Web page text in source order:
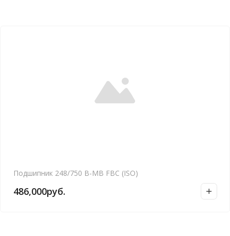
Подшипник 248/750 B-MB FBC (ISO)
486,000руб.